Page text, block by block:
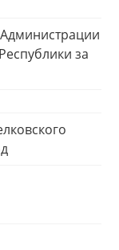
за